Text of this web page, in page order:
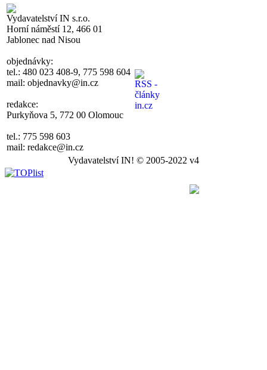
Vydavatelství IN s.r.o.
Horní náměstí 12, 466 01
Jablonec nad Nisou
objednávky:
tel.: 480 023 408-9, 775 598 604
mail: objednavky@in.cz
redakce:
Purkyňova 5, 772 00 Olomouc
tel.: 775 598 603
mail: redakce@in.cz
Vydavatelství IN! © 2005-2022 v4